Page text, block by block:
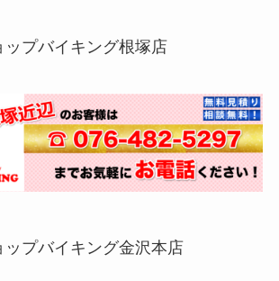
ップバイキング根塚店
ップバイキング金沢本店